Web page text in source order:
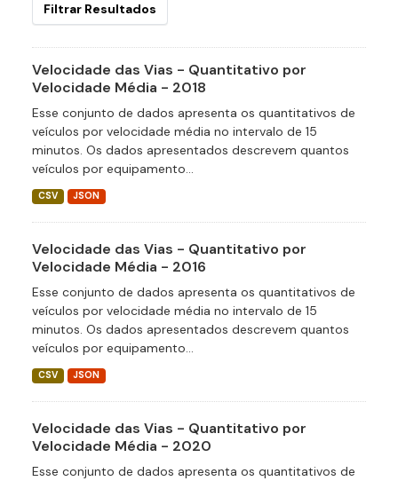
Filtrar Resultados
Velocidade das Vias - Quantitativo por
Velocidade Média - 2018
Esse conjunto de dados apresenta os quantitativos de
veículos por velocidade média no intervalo de 15
minutos. Os dados apresentados descrevem quantos
veículos por equipamento...
CSV JSON
Velocidade das Vias - Quantitativo por
Velocidade Média - 2016
Esse conjunto de dados apresenta os quantitativos de
veículos por velocidade média no intervalo de 15
minutos. Os dados apresentados descrevem quantos
veículos por equipamento...
CSV JSON
Velocidade das Vias - Quantitativo por
Velocidade Média - 2020
Esse conjunto de dados apresenta os quantitativos de